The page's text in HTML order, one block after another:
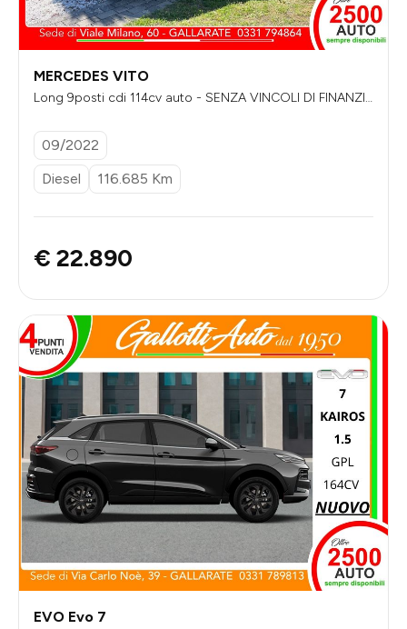
MERCEDES VITO
Long 9posti cdi 114cv auto - SENZA VINCOLI DI FINANZIA
09/2022
Diesel
116.685 Km
€ 22.890
EVO Evo 7